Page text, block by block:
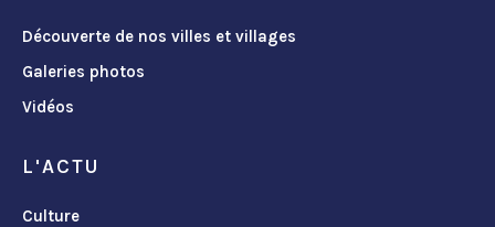
Découverte de nos villes et villages
Galeries photos
Vidéos
L'ACTU
Culture